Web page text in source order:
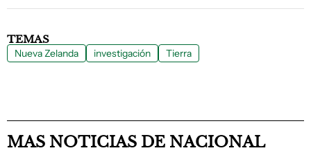
TEMAS
Nueva Zelanda investigación Tierra
MAS NOTICIAS DE NACIONAL